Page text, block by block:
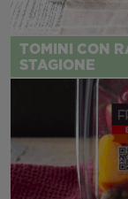
TOMINI CON
STAGIONE